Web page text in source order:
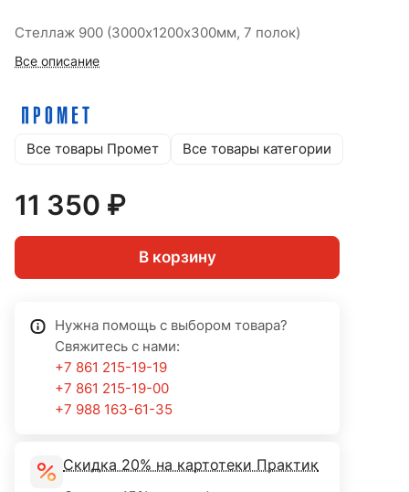
Стеллаж 900 (3000х1200х300мм, 7 полок)
Все описание
Все товары Промет Все товары категории
11 350 ₽
В корзину
Нужна помощь с выбором товара?
Свяжитесь с нами:
+7 861 215-19-19
+7 861 215-19-00
+7 988 163-61-35
Скидка 20% на картотеки Практик